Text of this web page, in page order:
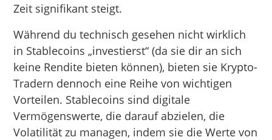
Zeit signifikant steigt.
Während du technisch gesehen nicht wirklich
in Stablecoins „investierst“ (da sie dir an sich
keine Rendite bieten können), bieten sie Krypto-
Tradern dennoch eine Reihe von wichtigen
Vorteilen. Stablecoins sind digitale
Vermögenswerte, die darauf abzielen, die
Volatilität zu managen, indem sie die Werte von